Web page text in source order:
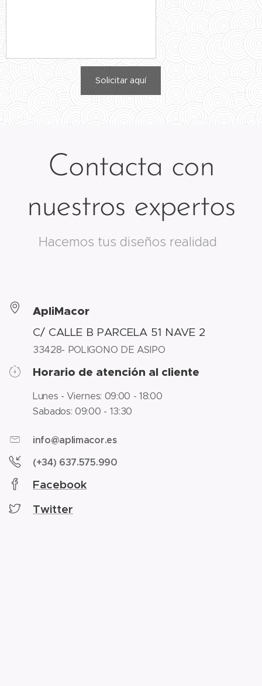
Solicitar aquí
Contacta con
nuestros expertos
Hacemos tus diseños realidad
ApliMacor
C/ CALLE B PARCELA 51 NAVE 2
33428- POLIGONO DE ASIPO
Horario de atención al cliente
Lunes - Viernes: 09:00 - 18:00
Sabados: 09:00 - 13:30
info@aplimacor.es
(+34) 637.575.990
Facebook
Twitter